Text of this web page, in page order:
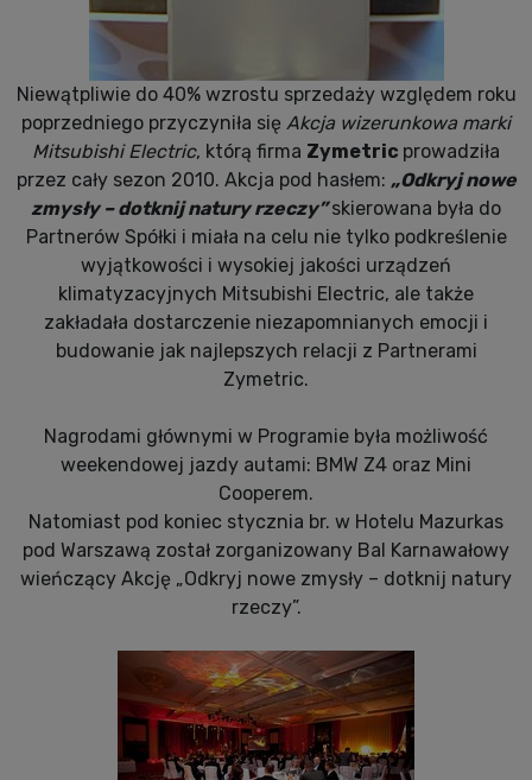
Niewątpliwie do 40% wzrostu sprzedaży względem roku
poprzedniego przyczyniła się Akcja wizerunkowa marki
Mitsubishi Electric, którą firma Zymetric prowadziła
przez cały sezon 2010. Akcja pod hasłem: „Odkryj nowe
zmysły – dotknij natury rzeczy”skierowana była do
Partnerów Spółki i miała na celu nie tylko podkreślenie
wyjątkowości i wysokiej jakości urządzeń
klimatyzacyjnych Mitsubishi Electric, ale także
zakładała dostarczenie niezapomnianych emocji i
budowanie jak najlepszych relacji z Partnerami
Zymetric.
Nagrodami głównymi w Programie była możliwość
weekendowej jazdy autami: BMW Z4 oraz Mini
Cooperem.
Natomiast pod koniec stycznia br. w Hotelu Mazurkas
pod Warszawą został zorganizowany Bal Karnawałowy
wieńczący Akcję „Odkryj nowe zmysły – dotknij natury
rzeczy”.